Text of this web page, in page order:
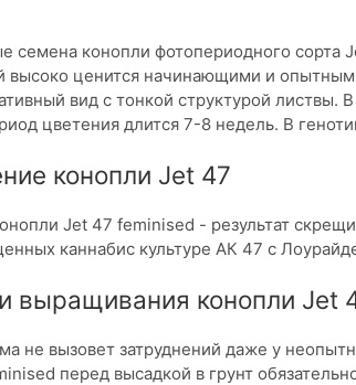
семена конопли фотопериодного сорта
высоко ценится начинающими и
вид с тонкой структурой листвы.
цветения длится 7-8 недель. В
конопли Jet 47
Jet 47 feminised - результат
каннабис культуре АК 47 с
выращивания конопли Jet
не вызовет затруднений даже у
перед высадкой в грунт